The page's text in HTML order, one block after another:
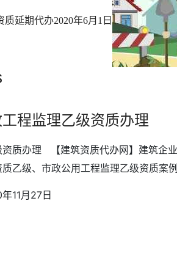
质延期代办2020年6月1日
程监理乙级资质办理
质办理 【建筑资质代办网】建筑企
乙级、市政公用工程监理乙级资质案
11月27日